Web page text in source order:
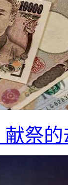
祭